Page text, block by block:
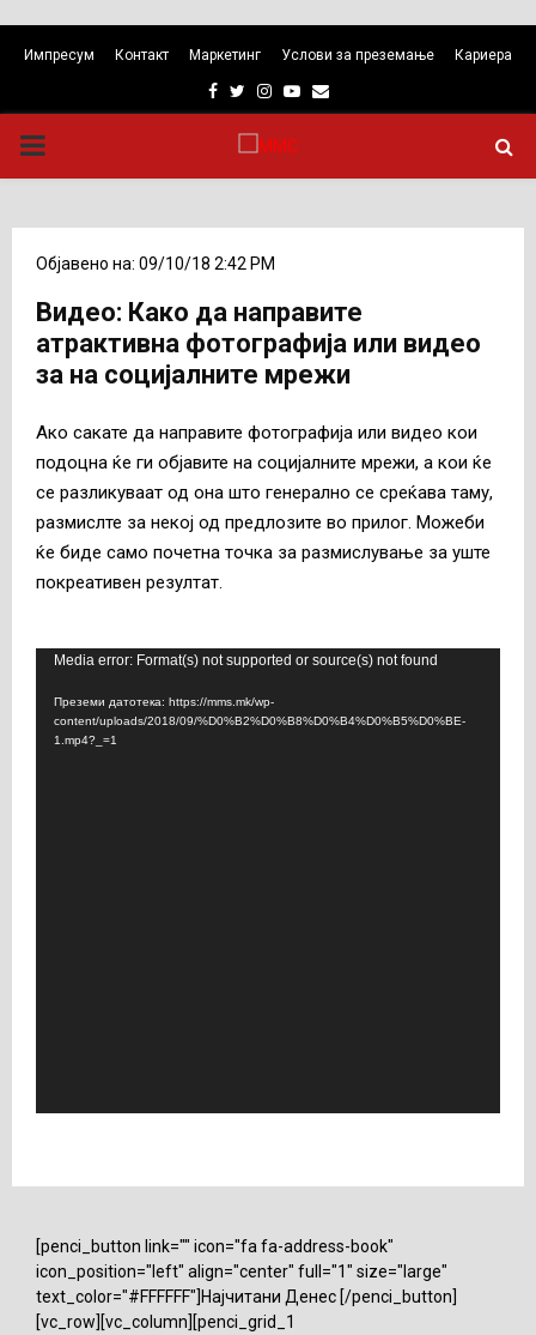
Импресум Контакт Маркетинг Услови за преземање Кариера
Facebook
TwitterInstagram
Youtube
Email
PRIMARY
Објавено на: 09/10/18 2:42 PM
Видео: Како да направите
атрактивна фотографија или видео
за на социјалните мрежи
Ако сакате да направите фотографија или видео кои
подоцна ќе ги објавите на социјалните мрежи, а кои ќе
се разликуваат од она што генерално се среќава таму,
размислте за некој од предлозите во прилог. Можеби
ќе биде само почетна точка за размислување за уште
покреативен резултат.
В
д
Media error: Format(s) not supported or source(s) not found
Преземи датотека: https://mms.mk/wp-
content/uploads/2018/09/%D0%B2%D0%B8%D0%B4%D0%B5%D0%BE-
1.mp4?_=1
[penci_button link="" icon="fa fa-address-book"
icon_position="left" align="center" full="1" size="large"
text_color="#FFFFFF"]Најчитани Денес [/penci_button]
[vc_row][vc_column][penci_grid_1